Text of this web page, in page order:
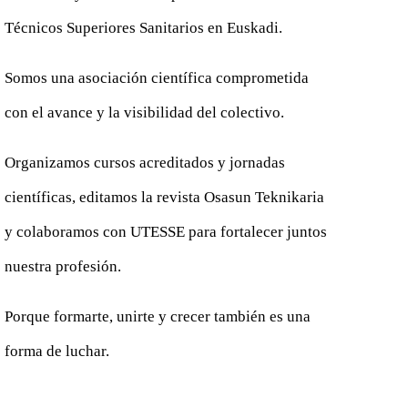
Técnicos Superiores Sanitarios en Euskadi.
Somos una asociación científica comprometida
con el avance y la visibilidad del colectivo.
Organizamos cursos acreditados y jornadas
científicas, editamos la revista Osasun Teknikaria
y colaboramos con UTESSE para fortalecer juntos
nuestra profesión.
Porque formarte, unirte y crecer también es una
forma de luchar.